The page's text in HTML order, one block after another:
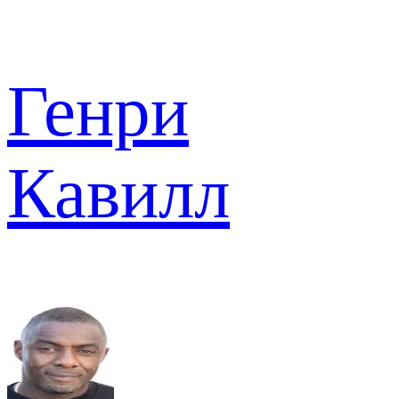
Генри
Кавилл